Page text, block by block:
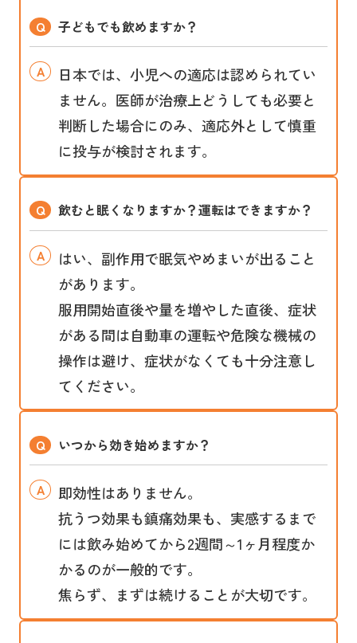
子どもでも飲めますか？
日本では、小児への適応は認められてい
ません。医師が治療上どうしても必要と
判断した場合にのみ、適応外として慎重
に投与が検討されます。
飲むと眠くなりますか？運転はできますか？
はい、副作用で眠気やめまいが出ること
があります。
服用開始直後や量を増やした直後、症状
がある間は自動車の運転や危険な機械の
操作は避け、症状がなくても十分注意し
てください。
いつから効き始めますか？
即効性はありません。
抗うつ効果も鎮痛効果も、実感するまで
には飲み始めてから2週間～1ヶ月程度か
かるのが一般的です。
焦らず、まずは続けることが大切です。